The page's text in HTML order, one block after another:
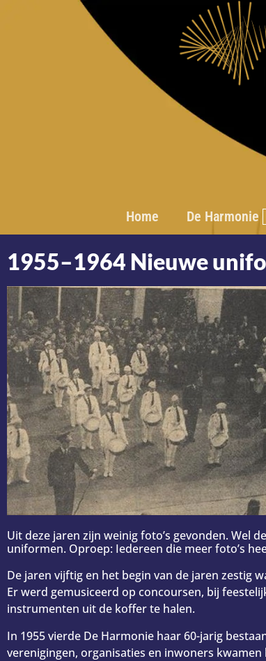
Home De Harmonie
1955–1964 Nieuwe
Uit deze jaren zijn weinig foto’s gevonden. Wel
uniformen. Oproep: Iedereen die meer foto’s
De jaren vijftig en het begin van de jaren zestig
Er werd gemusiceerd op concoursen, bij
instrumenten uit de koffer te halen.
In 1955 vierde De Harmonie haar 60-jarig
verenigingen, organisaties en inwoners